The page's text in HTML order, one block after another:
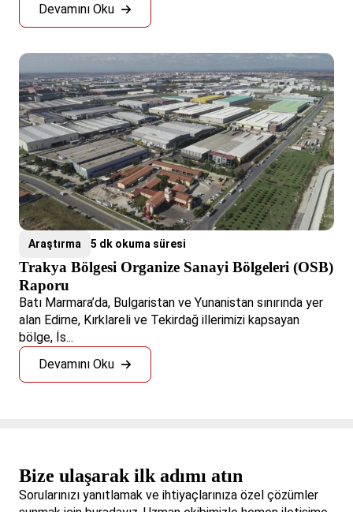
Devamını Oku
Araştırma 5 dk okuma süresi
Trakya Bölgesi Organize Sanayi Bölgeleri (OSB)
Raporu
Batı Marmara’da, Bulgaristan ve Yunanistan sınırında yer
alan Edirne, Kırklareli ve Tekirdağ illerimizi kapsayan
bölge, İs...
Devamını Oku
Bize ulaşarak ilk adımı atın
Sorularınızı yanıtlamak ve ihtiyaçlarınıza özel çözümler